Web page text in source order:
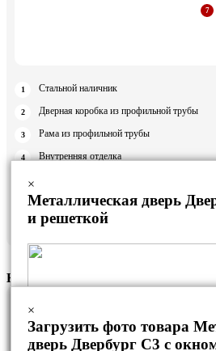
Стальной наличник
Дверная коробка из профильной трубы
Рама из профильной трубы
Внутренняя отделка
Ребро жесткости
Полотно двери
К-5
×
Металлическая дверь
и решеткой
×
Загрузить фото товара
дверь Двербург С3 с